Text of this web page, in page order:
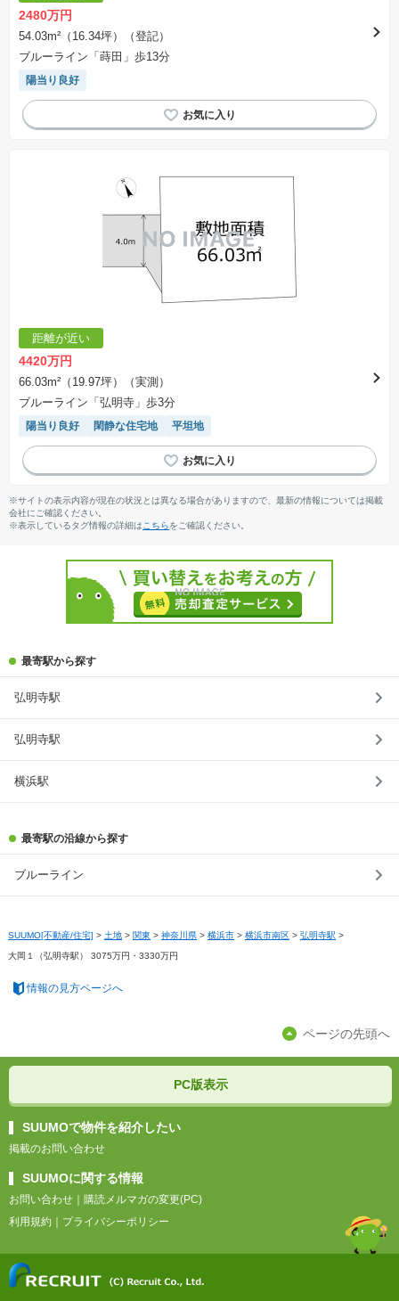
2480万円
54.03m²（16.34坪）（登記）
ブルーライン「蒔田」歩13分
陽当り良好
距離が近い
4420万円
66.03m²（19.97坪）（実測）
ブルーライン「弘明寺」歩3分
陽当り良好 閑静な住宅地 平坦地
※サイトの表示内容が現在の状況とは異なる場合がありますので、最新の情報については掲載
会社にご確認ください。
※表示しているタグ情報の詳細は こちらをご確認ください。
最寄駅から探す
弘明寺駅
弘明寺駅
横浜駅
最寄駅の沿線から探す
ブルーライン
SUUMO[不動産/住宅] > 土地 > 関東 > 神奈川県 > 横浜市 > 横浜市南区 > 弘明寺駅 >
大岡１（弘明寺駅） 3075万円・3330万円
情報の見方ページへ
ページの先頭へ
PC版表示
SUUMOで物件を紹介したい
掲載のお問い合わせ
SUUMOに関する情報
お問い合わせ
購読メルマガの変更(PC)
利用規約
プライバシーポリシー